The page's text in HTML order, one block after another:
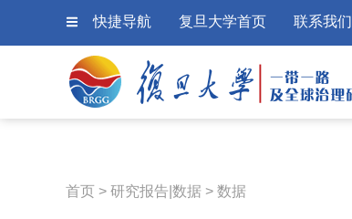
快捷导航 复旦大学首页 联系我们
首页 > 研究报告|数据 > 数据